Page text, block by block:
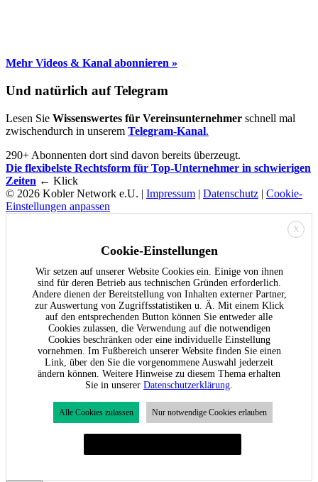
Mehr Videos & Kanal abonnieren »
Und natürlich auf Telegram
Lesen Sie Wissenswertes für Vereinsunternehmer schnell mal
zwischendurch in unserem Telegram-Kanal.
290+ Abonnenten dort sind davon bereits überzeugt.
Die flexibelste Rechtsform für Top-Unternehmer in schwierigen
Zeiten ← Klick
© 2026 Kobler Network e.U. | Impressum | Datenschutz | Cookie-
Einstellungen anpassen
X
Cookie-Einstellungen
Wir setzen auf unserer Website Cookies ein. Einige von ihnen
sind für deren Betrieb aus technischen Gründen erforderlich.
Andere dienen der Bereitstellung von Inhalten externer Partner,
zur Auswertung von Zugriffsstatistiken u. Ä. Mit einem Klick
auf den entsprechenden Button können Sie entweder alle
Cookies zulassen, die Verwendung auf die notwendigen
Cookies beschränken oder eine individuelle Einstellung
vornehmen. Im Fußbereich unserer Website finden Sie einen
Link, über den Sie die vorgenommene Auswahl jederzeit
ändern können. Weitere Hinweise zu diesem Thema erhalten
Sie in unserer Datenschutzerklärung
Alle Cookies zulassen Nur notwendige Cookies erlauben